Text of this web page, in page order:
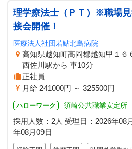
理学療法士（ＰＴ）※職場
接会開催！
医療法人社団若鮎北島病院
高知県越知町高岡郡越知甲１６
西佐川駅から 車10分
正社員
月給 241000円 ～ 325500円
ハローワーク 須崎公共職業安定所
採用人数：2人 受理日： 2026年08
年08月09日